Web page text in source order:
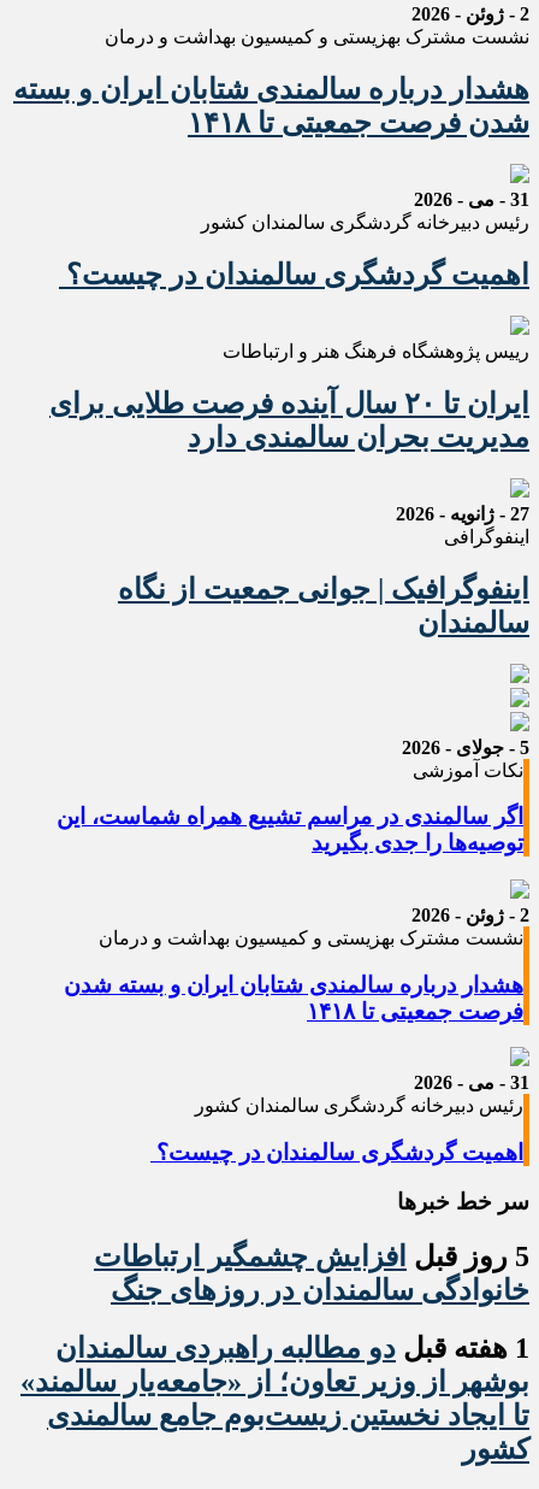
2 - ژوئن - 2026
نشست مشترک بهزیستی و کمیسیون بهداشت و درمان
هشدار درباره سالمندی شتابان ایران و بسته
شدن فرصت جمعیتی تا ۱۴۱۸
31 - می - 2026
رئیس دبیرخانه گردشگری سالمندان کشور
اهمیت گردشگری سالمندان در چیست؟
رییس پژوهشگاه فرهنگ هنر و ارتباطات
ایران تا ۲۰ سال آینده فرصت طلایی برای
مدیریت بحران سالمندی دارد
27 - ژانویه - 2026
اینفوگرافی
اینفوگرافیک | جوانی جمعیت از نگاه
سالمندان
5 - جولای - 2026
نکات آموزشی
اگر سالمندی در مراسم تشییع همراه شماست، این
توصیه‌ها را جدی بگیرید
2 - ژوئن - 2026
نشست مشترک بهزیستی و کمیسیون بهداشت و درمان
هشدار درباره سالمندی شتابان ایران و بسته شدن
فرصت جمعیتی تا ۱۴۱۸
31 - می - 2026
رئیس دبیرخانه گردشگری سالمندان کشور
اهمیت گردشگری سالمندان در چیست؟
سر خط خبرها
5 روز قبل
افزایش چشمگیر ارتباطات
خانوادگی سالمندان در روزهای جنگ
1 هفته قبل
دو مطالبه راهبردی سالمندان
بوشهر از وزیر تعاون؛ از «جامعه‌یار سالمند»
تا ایجاد نخستین زیست‌بوم جامع سالمندی
کشور